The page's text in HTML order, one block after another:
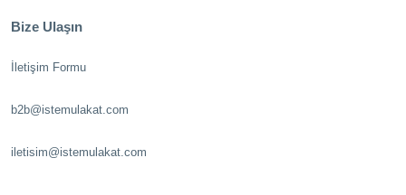
Bize Ulaşın
İletişim Formu
b2b@istemulakat.com
iletisim@istemulakat.com